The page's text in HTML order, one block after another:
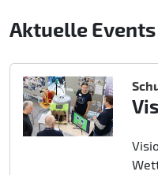
Aktuelle Events